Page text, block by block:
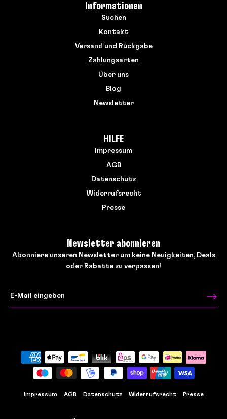
Informationen
Suchen
Kontakt
Versand und Rückgabe
Zahlungsarten
Über uns
Blog
Newsletter
HILFE
Impressum
AGB
Datenschutz
Widerrufsrecht
Presse
Newsletter abonnieren
Abonniere unseren Newsletter um keine Neuigkeiten, Deals
oder Rabatte zu verpassen!
Impressum AGB Datenschutz Widerrufsrecht Presse